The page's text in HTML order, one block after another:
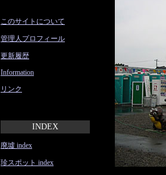
このサイトについて
管理人プロフィール
更新履歴
Information
リンク
INDEX
廃墟 index
珍スポット index